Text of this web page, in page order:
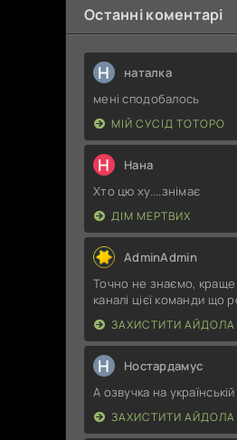
Останні коментарі
Н наталка
мені сподобалось
МІЙ СУСІД ТОТОРО
Н Нана
Хто цю ху....знімає
ДІМ МЕРТВИХ
AdminAdmin
Точно не знаємо, краще
каналі цієї команди що
ЗАХИСТИТИ АЙДОЛА
Н Ностардамус
А озвучка на
ЗАХИСТИТИ АЙДОЛА